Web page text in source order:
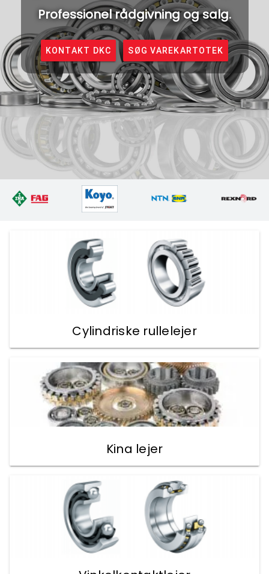
Professionel rådgivning og salg.
KONTAKT DKC SØG VAREKARTOTEK
Cylindriske rullelejer
Kina lejer